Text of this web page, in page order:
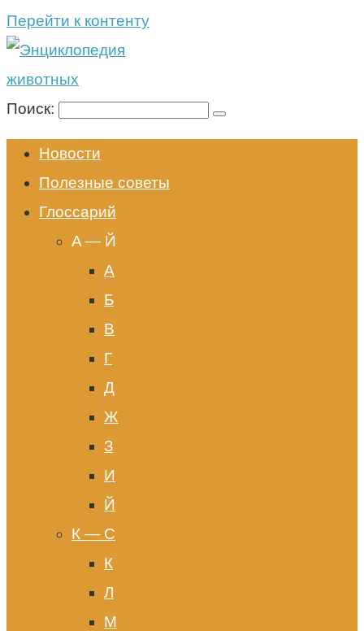
Перейти к контенту
Поиск:
Новости
Полезные советы
Глоссарий
A — Й
А
Б
В
Г
Д
Ж
З
И
Й
К — С
К
Л
М